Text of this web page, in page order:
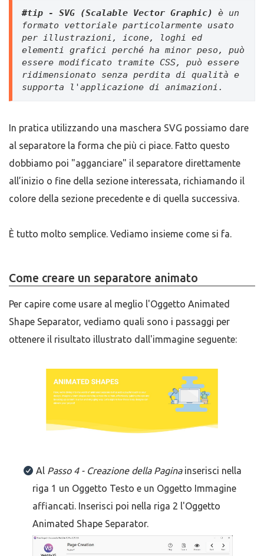
#tip - SVG (Scalable Vector Graphic)
è un
formato vettoriale particolarmente usato
per illustrazioni, icone, loghi ed
elementi grafici perché ha minor peso, può
essere modificato tramite CSS, può essere
ridimensionato senza perdita di qualità e
supporta l'applicazione di animazioni.
In pratica utilizzando una maschera SVG possiamo dare
al separatore la forma che più ci piace. Fatto questo
dobbiamo poi "agganciare" il separatore direttamente
all’inizio o fine della sezione interessata, richiamando il
colore della sezione precedente e di quella successiva.
È tutto molto semplice. Vediamo insieme come si fa.
Come creare un separatore animato
Per capire come usare al meglio l'Oggetto Animated
Shape Separator, vediamo quali sono i passaggi per
ottenere il risultato illustrato dall'immagine seguente:
Al Passo 4 - Creazione della Paginainserisci nella
riga 1 un Oggetto Testo e un Oggetto Immagine
affiancati. Inserisci poi nella riga 2 l'Oggetto
Animated Shape Separator.